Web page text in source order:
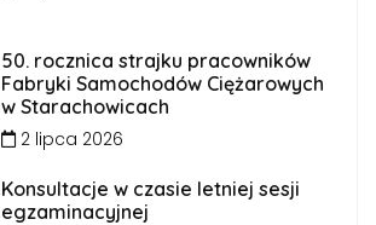
50. rocznica strajku pracowników
Fabryki Samochodów Ciężarowych
w Starachowicach
2 lipca 2026
Konsultacje w czasie letniej sesji
egzaminacyjnej